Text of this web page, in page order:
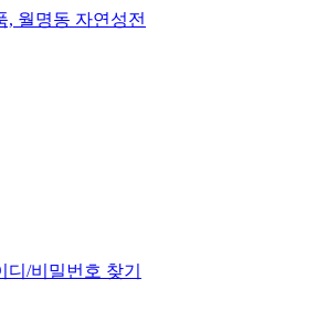
, 월명동 자연성전
디/비밀번호 찾기